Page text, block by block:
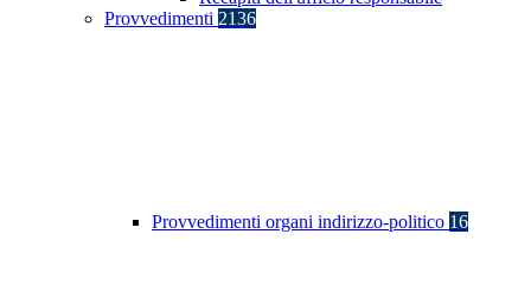
Provvedimenti 2136
Provvedimenti organi indirizzo-politico 16